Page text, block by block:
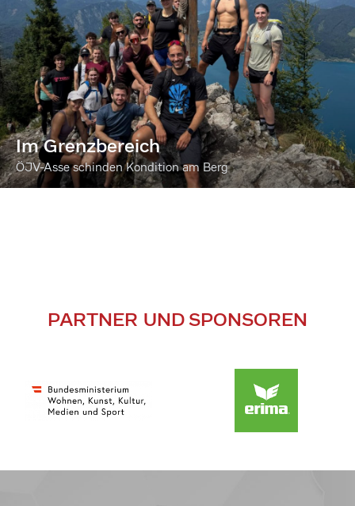
Im Grenzbereich
ÖJV-Asse schinden Kondition am Berg
PARTNER UND SPONSOREN